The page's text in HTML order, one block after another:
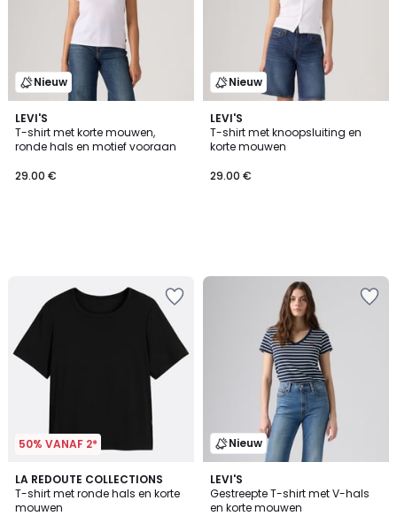
Nieuw
LEVI'S
T-shirt met korte mouwen,
ronde hals en motief vooraan
29.00 €
Nieuw
LEVI'S
T-shirt met knoopsluiting en
korte mouwen
29.00 €
50% VANAF 2*
LA REDOUTE COLLECTIONS
T-shirt met ronde hals en korte
mouwen
3.9
/ 5
3
Kleuren
Nieuw
LEVI'S
Gestreepte T-shirt met V-hals
en korte mouwen